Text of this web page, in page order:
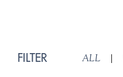
FILTER ALL |